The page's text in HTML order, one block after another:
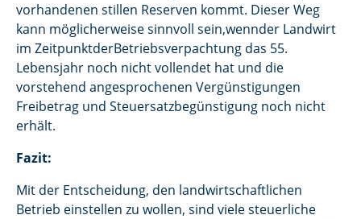
vorhandenen stillen Reserven kommt. Dieser Weg
kann möglicherweise sinnvoll sein,wennder Landwirt
im ZeitpunktderBetriebsverpachtung das 55.
Lebensjahr noch nicht vollendet hat und die
vorstehend angesprochenen Vergünstigungen
Freibetrag und Steuersatzbegünstigung noch nicht
erhält.
Fazit:
Mit der Entscheidung, den landwirtschaftlichen
Betrieb einstellen zu wollen, sind viele steuerliche